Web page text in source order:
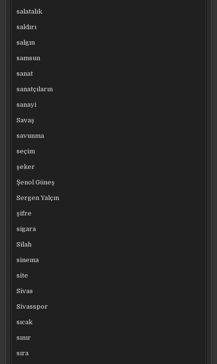
salatalık
saldırı
salgın
samsun
sanat
sanatçıların
sanayi
Savaş
savunma
seçim
şeker
Şenol Güneş
Sergen Yalçın
şifre
sigara
Silah
sinema
site
Sivas
Sivasspor
sıcak
sınır
sıra